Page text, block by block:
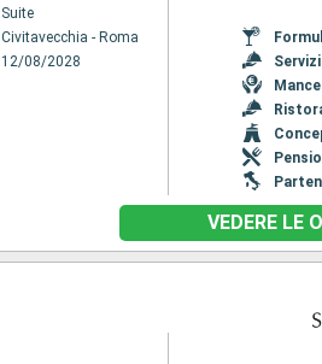
Suite
Civitavecchia - Roma
12/08/2028
VEDERE LE